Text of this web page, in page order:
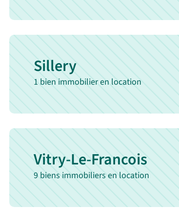
Sillery
1 bien immobilier en location
Vitry-Le-Francois
9 biens immobiliers en location